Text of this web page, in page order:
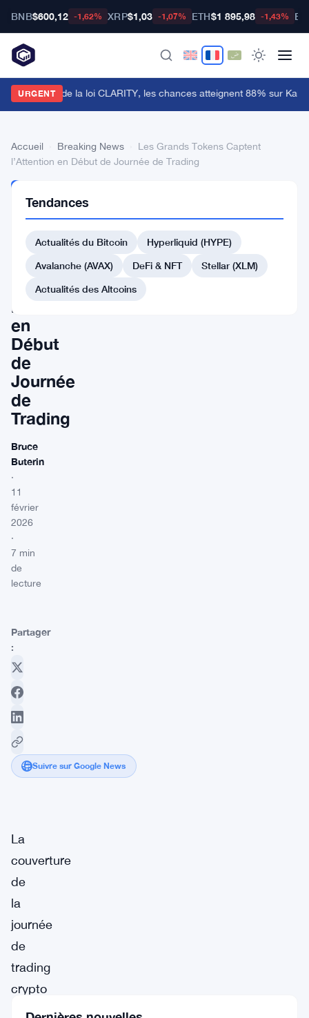
BNB$600,12 -1,62% XRP$1,03 -1,07% ETH$1 895,98 -1,43%
URGENT
Sénat retarde la loi CLARITY, les chances atteignent 88% sur
Accueil Breaking News
Les Grands Tokens Captent
l’Attention en Début de Journée de Trading
NEWS
Grands
Tokens
Captent
l’Attention
en
Début
de
Journée
de
Trading
Bruce
Buterin
·
11
février
2026
·
7 min
de
lecture
Partager
:
Suivre sur Google News
La
couverture
de
la
journée
de
trading
crypto
s’ouvre
Tendances
Actualités du Bitcoin
Hyperliquid (HYPE)
Avalanche (AVAX)
DeFi & NFT
Stellar (XLM)
Actualités des Altcoins